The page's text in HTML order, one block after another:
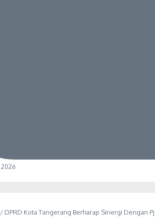
/ DPRD Kota Tangerang Berharap Sinergi Dengan